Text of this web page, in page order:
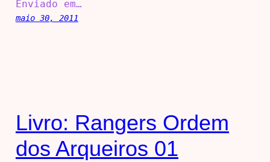
Enviado em…
maio 30, 2011
Livro: Rangers Ordem
dos Arqueiros 01